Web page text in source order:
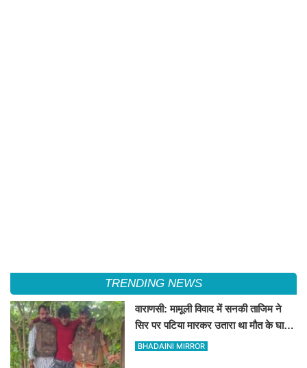
TRENDING NEWS
वाराणसी: मामूली विवाद में सनकी ताजिम ने
सिर पर पटिया मारकर उतारा था मौत के घाट,
पत्नी रहती है मायके, जानें पूरा घटनाक्रम
BHADAINI MIRROR